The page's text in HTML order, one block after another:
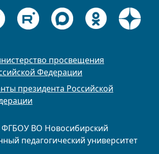
ФГБОУ ВО Новосибирский
педагогический университет
просвещения
Федерации
президента Российской